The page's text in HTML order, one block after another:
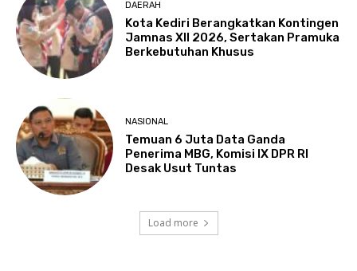
DAERAH
Kota Kediri Berangkatkan Kontingen
Jamnas XII 2026, Sertakan Pramuka
Berkebutuhan Khusus
NASIONAL
Temuan 6 Juta Data Ganda
Penerima MBG, Komisi IX DPR RI
Desak Usut Tuntas
Load more